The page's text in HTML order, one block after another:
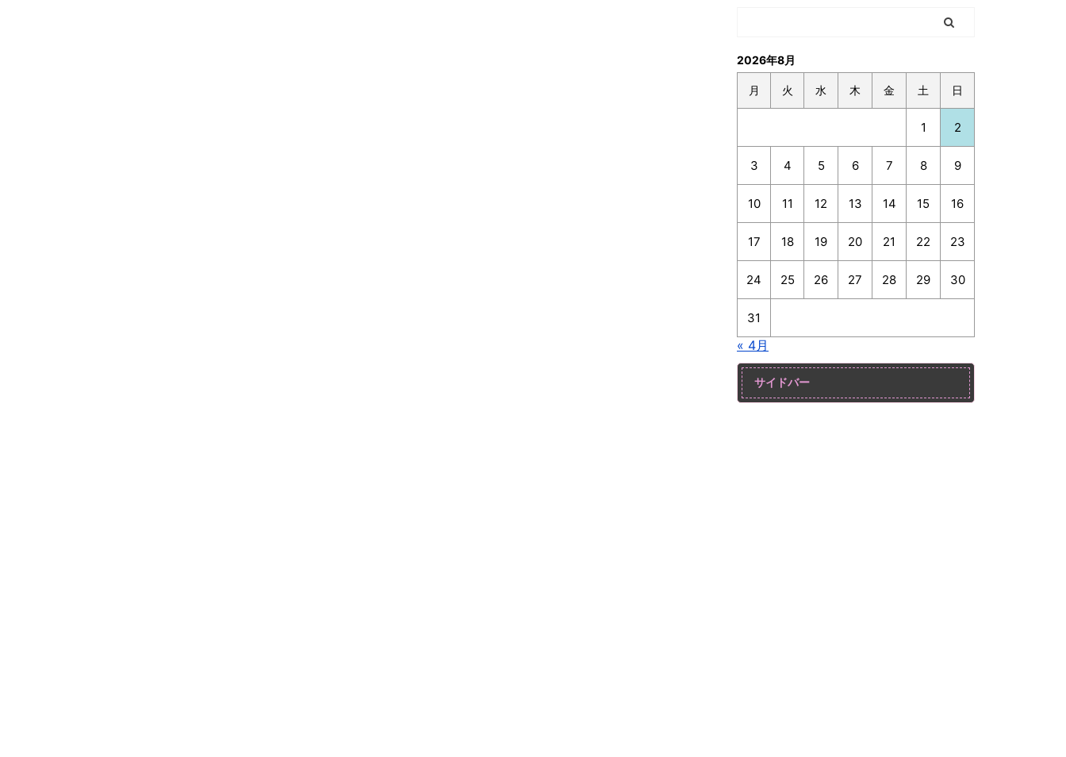
2026年8月
月 火 水 木 金 土 日
1 2
3 4 5 6 7 8 9
10 11 12 13 14 15 16
17 18 19 20 21 22 23
24 25 26 27 28 29 30
31
« 4月
サイドバー